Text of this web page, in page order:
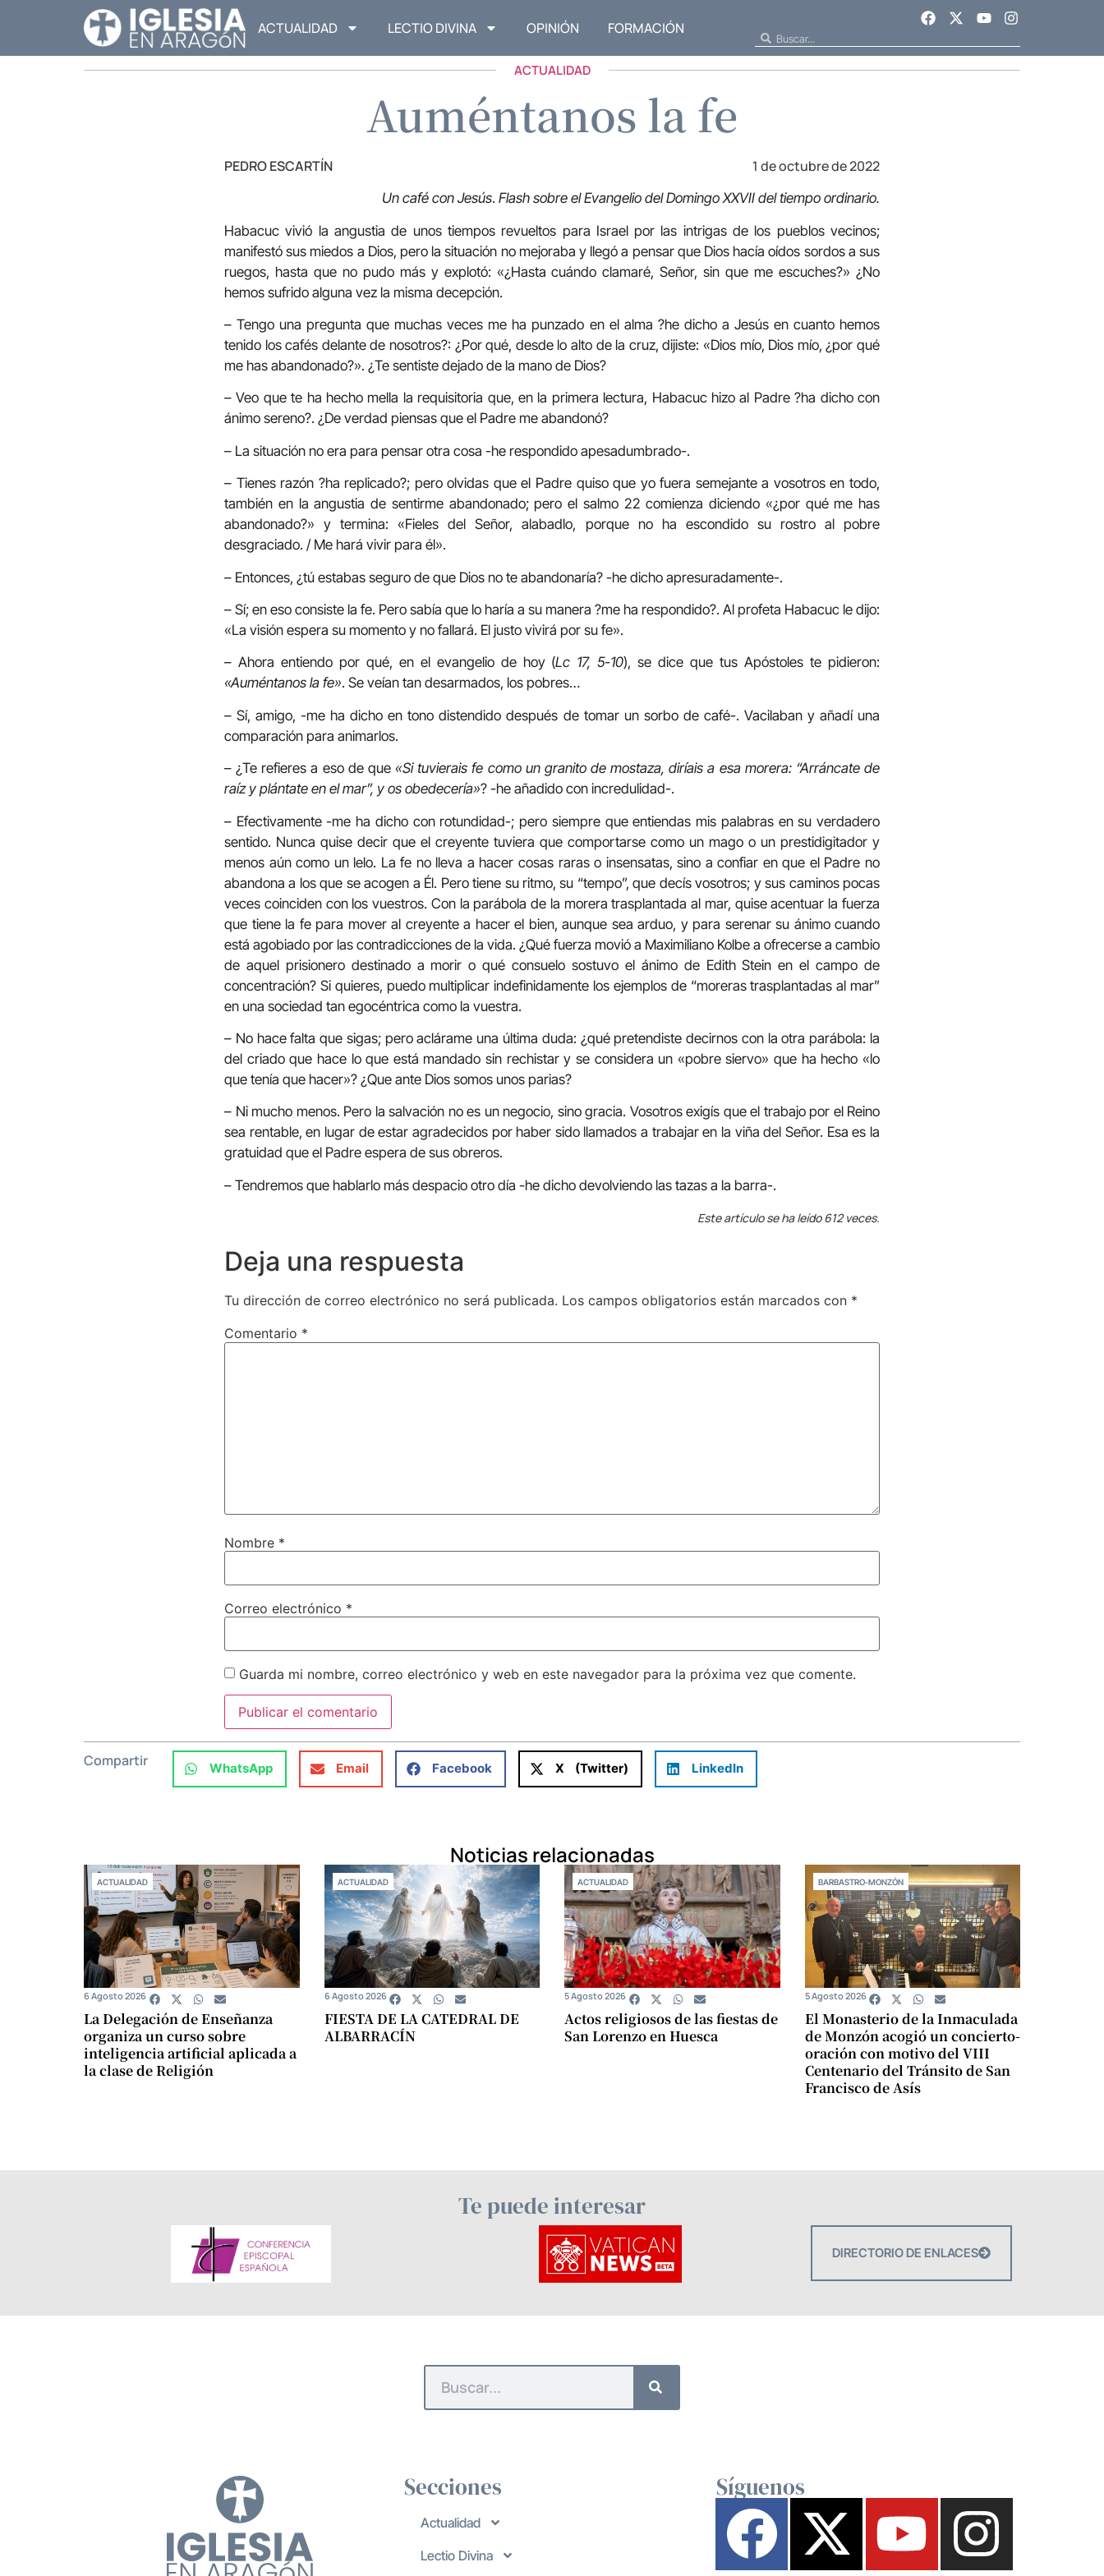
ACTUALIDAD LECTIO DIVINA OPINIÓN FORMACIÓN
ACTUALIDAD
Auméntanos la fe
PEDRO ESCARTÍN 1 de octubre de 2022
Un café con Jesús. Flash sobre el Evangelio del Domingo XXVII del tiempo ordinario.
Habacuc vivió la angustia de unos tiempos revueltos para Israel por las intrigas de los pueblos vecinos;
manifestó sus miedos a Dios, pero la situación no mejoraba y llegó a pensar que Dios hacía oídos sordos a sus
ruegos, hasta que no pudo más y explotó: «¿Hasta cuándo clamaré, Señor, sin que me escuches?» ¿No
hemos sufrido alguna vez la misma decepción.
– Tengo una pregunta que muchas veces me ha punzado en el alma ?he dicho a Jesús en cuanto hemos
tenido los cafés delante de nosotros?: ¿Por qué, desde lo alto de la cruz, dijiste: «Dios mío, Dios mío, ¿por qué
me has abandonado?». ¿Te sentiste dejado de la mano de Dios?
– Veo que te ha hecho mella la requisitoria que, en la primera lectura, Habacuc hizo al Padre ?ha dicho con
ánimo sereno?. ¿De verdad piensas que el Padre me abandonó?
– La situación no era para pensar otra cosa -he respondido apesadumbrado-.
– Tienes razón ?ha replicado?; pero olvidas que el Padre quiso que yo fuera semejante a vosotros en todo,
también en la angustia de sentirme abandonado; pero el salmo 22 comienza diciendo «¿por qué me has
abandonado?» y termina: «Fieles del Señor, alabadlo, porque no ha escondido su rostro al pobre
desgraciado. / Me hará vivir para él».
– Entonces, ¿tú estabas seguro de que Dios no te abandonaría? -he dicho apresuradamente-.
– Sí; en eso consiste la fe. Pero sabía que lo haría a su manera ?me ha respondido?. Al profeta Habacuc le dijo:
«La visión espera su momento y no fallará. El justo vivirá por su fe».
– Ahora entiendo por qué, en el evangelio de hoy (Lc 17, 5-10), se dice que tus Apóstoles te pidieron:
«Auméntanos la fe». Se veían tan desarmados, los pobres…
– Sí, amigo, -me ha dicho en tono distendido después de tomar un sorbo de café-. Vacilaban y añadí una
comparación para animarlos.
– ¿Te refieres a eso de que «Si tuvierais fe como un granito de mostaza, diríais a esa morera: “Arráncate de
raíz y plántate en el mar”, y os obedecería»? -he añadido con incredulidad-.
– Efectivamente -me ha dicho con rotundidad-; pero siempre que entiendas mis palabras en su verdadero
sentido. Nunca quise decir que el creyente tuviera que comportarse como un mago o un prestidigitador y
menos aún como un lelo. La fe no lleva a hacer cosas raras o insensatas, sino a confiar en que el Padre no
abandona a los que se acogen a Él. Pero tiene su ritmo, su “tempo”, que decís vosotros; y sus caminos pocas
veces coinciden con los vuestros. Con la parábola de la morera trasplantada al mar, quise acentuar la fuerza
que tiene la fe para mover al creyente a hacer el bien, aunque sea arduo, y para serenar su ánimo cuando
está agobiado por las contradicciones de la vida. ¿Qué fuerza movió a Maximiliano Kolbe a ofrecerse a cambio
de aquel prisionero destinado a morir o qué consuelo sostuvo el ánimo de Edith Stein en el campo de
concentración? Si quieres, puedo multiplicar indefinidamente los ejemplos de “moreras trasplantadas al mar”
en una sociedad tan egocéntrica como la vuestra.
– No hace falta que sigas; pero aclárame una última duda: ¿qué pretendiste decirnos con la otra parábola: la
del criado que hace lo que está mandado sin rechistar y se considera un «pobre siervo» que ha hecho «lo
que tenía que hacer»? ¿Que ante Dios somos unos parias?
– Ni mucho menos. Pero la salvación no es un negocio, sino gracia. Vosotros exigís que el trabajo por el Reino
sea rentable, en lugar de estar agradecidos por haber sido llamados a trabajar en la viña del Señor. Esa es la
gratuidad que el Padre espera de sus obreros.
– Tendremos que hablarlo más despacio otro día -he dicho devolviendo las tazas a la barra-.
Este artículo se ha leído 612 veces.
Deja una respuesta
Tu dirección de correo electrónico no será publicada. Los campos obligatorios están marcados con *
Comentario *
Nombre *
Correo electrónico *
Guarda mi nombre, correo electrónico y web en este navegador para la próxima vez que comente.
Compartir WhatsApp Email Facebook X (Twitter) LinkedIn
Noticias relacionadas
ACTUALIDAD
La Delegación de Enseñanza
organiza un curso sobre
inteligencia artificial aplicada a
la clase de Religión
6 Agosto 2026
ACTUALIDAD
FIESTA DE LA CATEDRAL DE
ALBARRACÍN
6 Agosto 2026
ACTUALIDAD
Actos religiosos de las fiestas de
San Lorenzo en Huesca
5 Agosto 2026
BARBASTRO-MONZÓN
El Monasterio de la Inmaculada
de Monzón acogió un concierto-
oración con motivo del VIII
Centenario del Tránsito de San
Francisco de Asís
5 Agosto 2026
Te puede interesar
DIRECTORIO DE ENLACES
Secciones
Actualidad
Lectio Divina
Síguenos